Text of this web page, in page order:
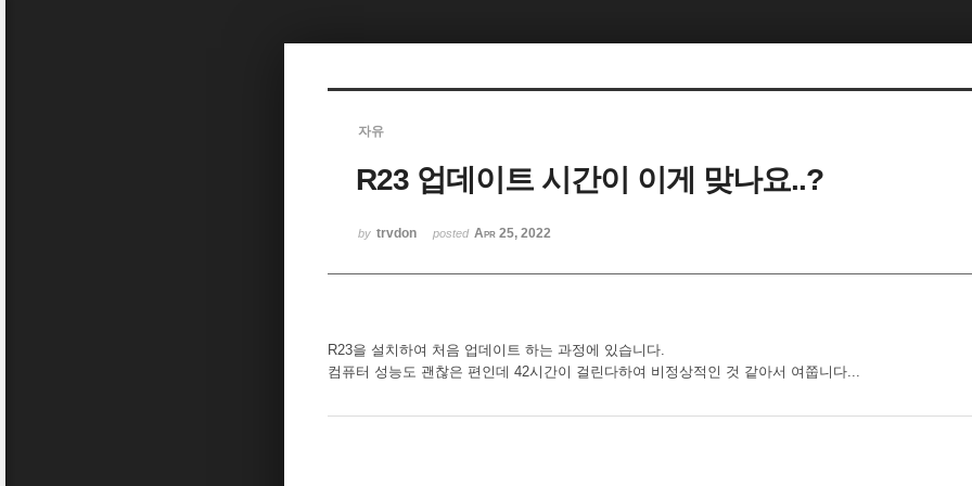
자유
R23 업데이트 시간이 이게 맞나요..?
by trvdon posted Apr 25, 2022
R23을 설치하여 처음 업데이트 하는 과정에 있습니다.
컴퓨터 성능도 괜찮은 편인데 42시간이 걸린다하여 비정상적인 것 같아서 여쭙니다...
Sketchbook5, 스케치북5
Sketchbook5, 스케치북5